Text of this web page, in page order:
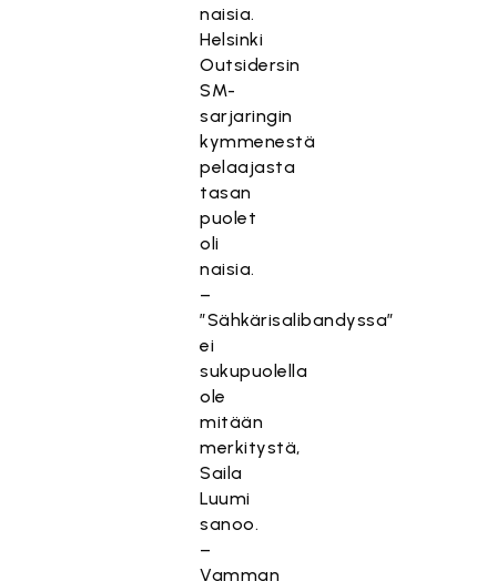
naisia.
Helsinki
Outsidersin
SM-
sarjaringin
kymmenestä
pelaajasta
tasan
puolet
oli
naisia.
–
”Sähkärisalibandyssa”
ei
sukupuolella
ole
mitään
merkitystä,
Saila
Luumi
sanoo.
–
Vamman